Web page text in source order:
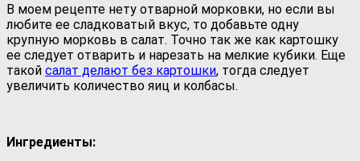
В моем рецепте нету отварной морковки, но если вы
любите ее сладковатый вкус, то добавьте одну
крупную морковь в салат. Точно так же как картошку
ее следует отварить и нарезать на мелкие кубики. Еще
такой салат делают без картошки, тогда следует
увеличить количество яиц и колбасы.
Ингредиенты: